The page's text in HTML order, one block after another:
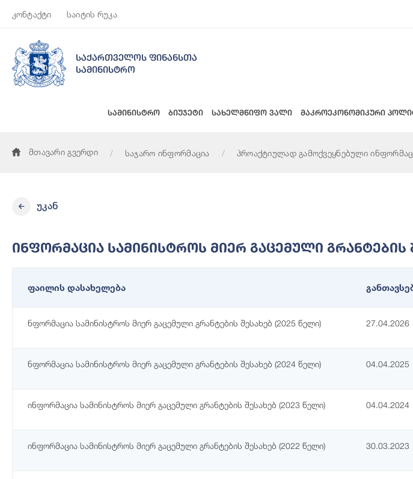
კონტაქტი საიტის რუკა
საქართველოს ფინანსთა
სამინისტრო
სამინისტრო ბიუჯეტი სახელმწიფო ვალი მაკროეკონომიკური
მთავარი გვერდი საჯარო ინფორმაცია პროაქტიულად გამოქვეყნებული
უკან
Ინფორმაცია Სამინისტროს Მიერ Გაცემული Გრანტების
ფაილის დასახელება
ნფორმაცია სამინისტროს მიერ გაცემული გრანტების შესახებ (2025 წელი) 27.04.2026
ნფორმაცია სამინისტროს მიერ გაცემული გრანტების შესახებ (2024 წელი) 04.04.2025
ინფორმაცია სამინისტროს მიერ გაცემული გრანტების შესახებ (2023 წელი) 04.04.2024
ინფორმაცია სამინისტროს მიერ გაცემული გრანტების შესახებ (2022 წელი) 30.03.2023